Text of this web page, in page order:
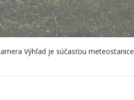
Výhľad je súčasťou meteostanice